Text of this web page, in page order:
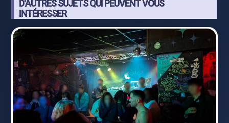
D'AUTRES SUJETS QUI PEUVENT VOUS
INTÉRESSER